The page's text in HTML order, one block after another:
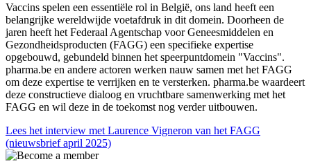
Vaccins spelen een essentiële rol in België, ons land heeft een
belangrijke wereldwijde voetafdruk in dit domein. Doorheen de
jaren heeft het Federaal Agentschap voor Geneesmiddelen en
Gezondheidsproducten (FAGG) een specifieke expertise
opgebouwd, gebundeld binnen het speerpuntdomein "Vaccins".
pharma.be en andere actoren werken nauw samen met het FAGG
om deze expertise te verrijken en te versterken. pharma.be waardeert
deze constructieve dialoog en vruchtbare samenwerking met het
FAGG en wil deze in de toekomst nog verder uitbouwen.
Lees het interview met Laurence Vigneron van het FAGG
(nieuwsbrief april 2025)